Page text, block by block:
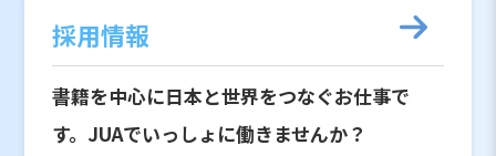
採用情報
書籍を中心に日本と世界をつなぐお仕事で
す。JUAでいっしょに働きませんか？